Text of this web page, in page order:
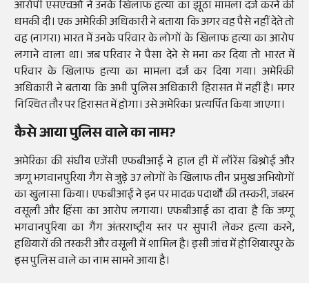
आरोपी एसएचओ ने उनके खिलाफ हत्या का झूठा मामला दर्ज करने की
धमकी दी। एक अमेरिकी अधिकारी ने बताया कि अगर वह पैसे नहीं देते तो
वह (नागरा) भारत में उनके परिवार के लोगों के खिलाफ हत्या का आरोप
लगाने वाला था। जब परिवार ने पैसा देने से मना कर दिया तो भारत में
परिवार के खिलाफ हत्या का मामला दर्ज कर दिया गया। अमेरिकी
अधिकारी ने बताया कि अभी पुलिस अधिकारी हिरासत में नहीं है। मगर
निश्चित तौर पर हिरासत में होगा। उसे अमेरिका प्रत्यर्पित किया जाएगा।
कैसे आया पुलिस वाले का नाम?
अमेरिका की संघीय एजेंसी एफबीआई ने हाल ही में लॉरेंस बिश्नोई और
जग्गू भगवानपुरिया गैंग से जुड़े 37 लोगों के खिलाफ तीन प्रमुख अभियोगों
का खुलासा किया। एफबीआई ने इन पर मादक पदार्थों की तस्करी, जबरन
वसूली और हिंसा का आरोप लगाया। एफबीआई का दावा है कि जग्गू
भगवानपुरिया का गैंग अंतरराष्ट्रीय स्तर पर सुपारी लेकर हत्या करने,
हथियारों की तस्करी और वसूली में शामिल है। इसी जांच में होशियारपुर के
इस पुलिस वाले का नाम सामने आया है।